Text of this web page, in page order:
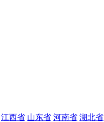
江西省 山东省 河南省 湖北省